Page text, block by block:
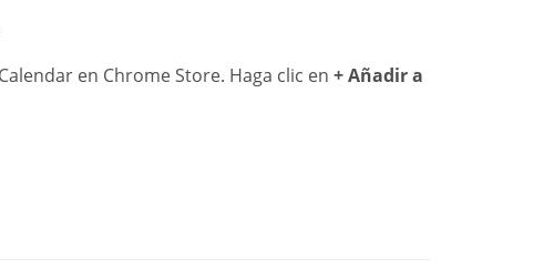
en Chrome Store. Haga clic en + Añadir a